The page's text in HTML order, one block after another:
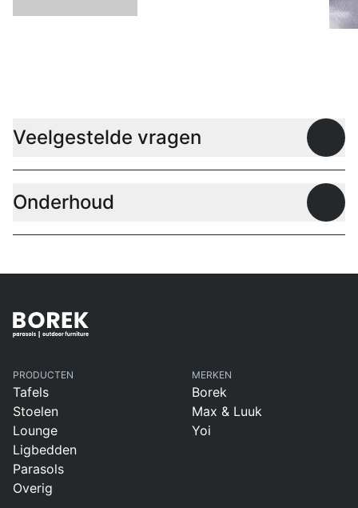
Veelgestelde vragen
Onderhoud
PRODUCTEN
Tafels
Stoelen
Lounge
Ligbedden
Parasols
Overig
MERKEN
Borek
Max & Luuk
Yoi